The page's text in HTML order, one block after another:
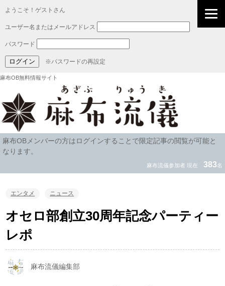
ようこそ！ゲストさん
ユーザー名またはメールアドレス
パスワード
※パスワードの再設定
麻布OB無料情報サイト
麻布OBメンバーの方はログインすることで限定記事の閲覧が可能と
なります。
麻布流儀参加者 現在 383名
エンタメ ニュース
オセロ部創立30周年記念パーティー
レポ
麻布流儀編集部